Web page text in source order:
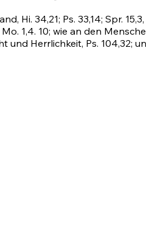
Hi. 34,21; Ps. 33,14; Spr. 15,3
Mo. 1,4. 10; wie an den
und Herrlichkeit, Ps. 104,32;